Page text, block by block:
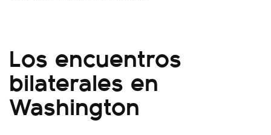
Los encuentros
bilaterales en
Washington